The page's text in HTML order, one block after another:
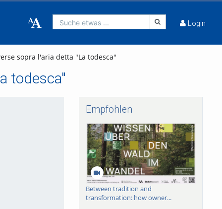
Suche etwas ... Login
sopra l'aria detta "La todesca"
todesca"
Empfohlen
Between tradition and
transformation: how owner...